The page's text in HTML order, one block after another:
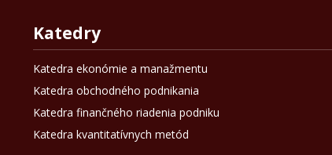
Katedry
Katedra ekonómie a manažmentu
Katedra obchodného podnikania
Katedra finančného riadenia podniku
Katedra kvantitatívnych metód